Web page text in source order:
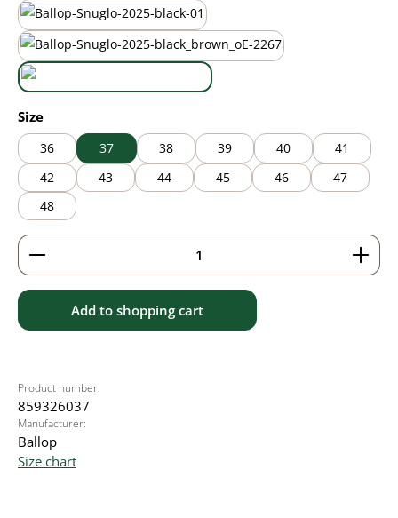
black/brown
black/grey
Select
Size
36 37 38 39 40
41
42
43 44 45 46
47
48
Product Quantity: Enter the desired amount or
Add to shopping cart
Product number:
859326037
Manufacturer:
Ballop
Size chart